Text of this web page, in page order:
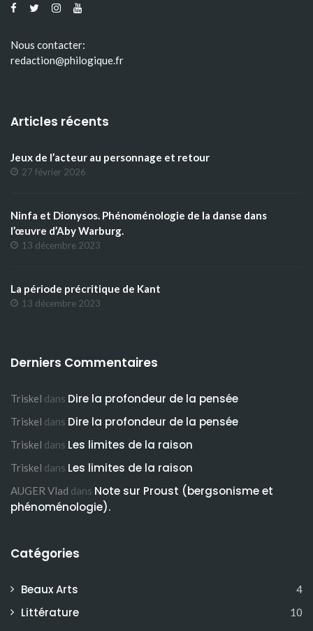
Nous contacter:
redaction@philogique.fr
Articles récents
Jeux de l’acteur au personnage et retour
27 février 2026
Ninfa et Dionysos. Phénoménologie de la danse dans
l’œuvre d’Aby Warburg.
13 décembre 2023
La période précritique de Kant
13 décembre 2023
Derniers Commentaires
Triskel dans Dire la profondeur de la pensée
Triskel dans Dire la profondeur de la pensée
Triskel dans Les limites de la raison
Triskel dans Les limites de la raison
AUGER Vlad dans Note sur Proust (bergsonisme et
phénoménologie).
Catégories
Beaux Arts 4
Littérature 10